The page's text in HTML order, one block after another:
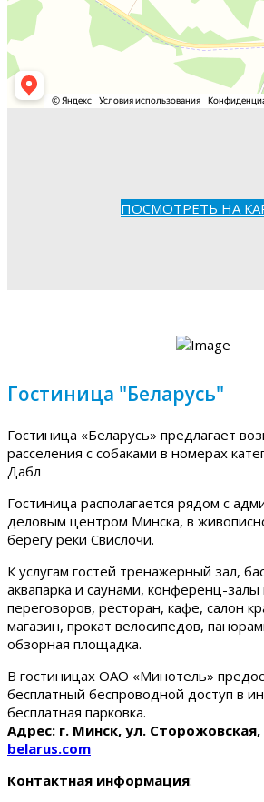
ПОСМОТРЕТЬ НА
Гостиница "Беларусь"
Гостиница «Беларусь» предлагает
расселения с собаками в номерах
Дабл
Гостиница располагается рядом с
деловым центром Минска, в
берегу реки Свислочи.
К услугам гостей тренажерный зал,
аквапарка и саунами, конференц-
переговоров, ресторан, кафе, салон
магазин, прокат велосипедов,
обзорная площадка.
В гостиницах ОАО «Минотель»
бесплатный беспроводной доступ в
бесплатная парковка.
Адрес: г. Минск, ул. Сторожовская,
belarus.com
Контактная информация: